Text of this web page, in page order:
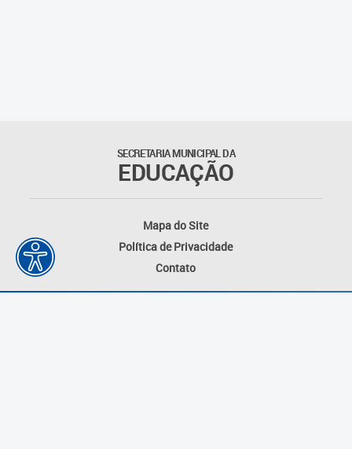
Núcleo de Mídias Educacionais
Rede Municipal de Bibliotecas
Telegramática
Transporte Escolar
SECRETARIA MUNICIPAL DA
EDUCAÇÃO
Mapa do Site
Política de Privacidade
Contato